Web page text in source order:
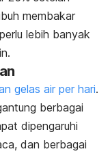
membakar
lebih banyak
gelas air per hari.
berbagai
dipengaruhi
dan berbagai